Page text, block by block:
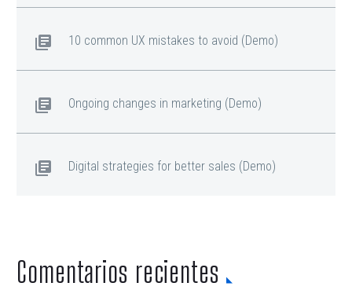
10 common UX mistakes to avoid (Demo)
Ongoing changes in marketing (Demo)
Digital strategies for better sales (Demo)
Comentarios recientes